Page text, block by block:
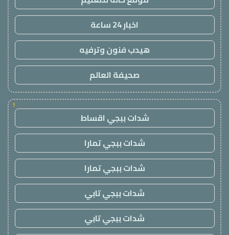
اخبار 24 ساعة
هيدب فنون وترفيه
صحيفة العالم
!
شدات ببجي اقساط
شدات ببجي تمارا
شدات ببجي تمارا
شدات ببجي تابي
شدات ببجي تابي